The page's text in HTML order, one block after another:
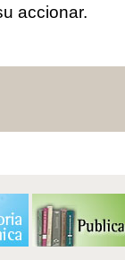
accionar.